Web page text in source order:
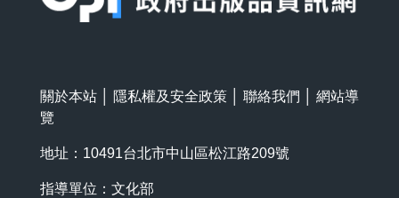
關於本站 隱私權及安全政策 聯絡我們
網站導
覽
地址：10491台北市中山區松江路209號
指導單位：文化部